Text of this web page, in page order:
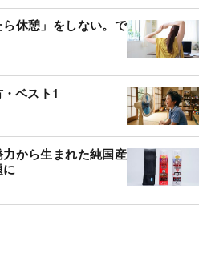
休憩」をしない。で
ベスト1
から生まれた純国産
に